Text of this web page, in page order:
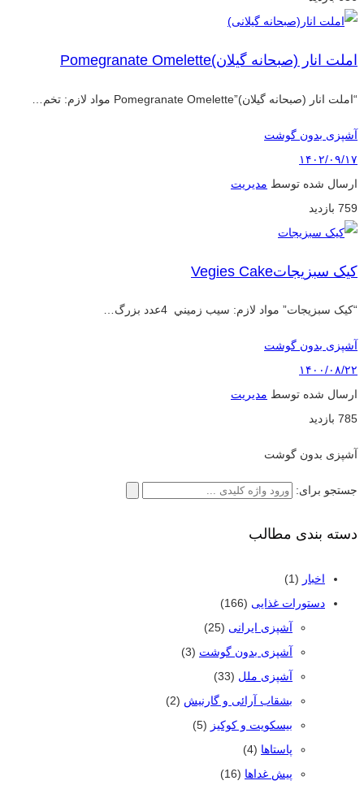
املت انار (صبحانه گیلان)Pomegranate Omelette
“املت انار (صبحانه گیلان)”Pomegranate Omelette مواد لازم: تخم…
آشپزی بدون گوشت
۱۴۰۲/۰۹/۱۷
ارسال شده توسط مدیریت
759 بازدید
کیک سبزیجاتVegies Cake
“کیک سبزیجات” مواد لازم: سيب زميني 4عدد بزرگ…
آشپزی بدون گوشت
۱۴۰۰/۰۸/۲۲
ارسال شده توسط مدیریت
785 بازدید
آشپزی بدون گوشت
جستجو برای:
دسته بندی مطالب
اخبار (1)
دستورات غذایی (166)
آشپزی ایرانی (25)
آشپزی بدون گوشت (3)
آشپزی ملل (33)
بشقاب آرائی و گارنیش (2)
بیسکویت و کوکیز (5)
پاستاها (4)
پیش غداها (16)